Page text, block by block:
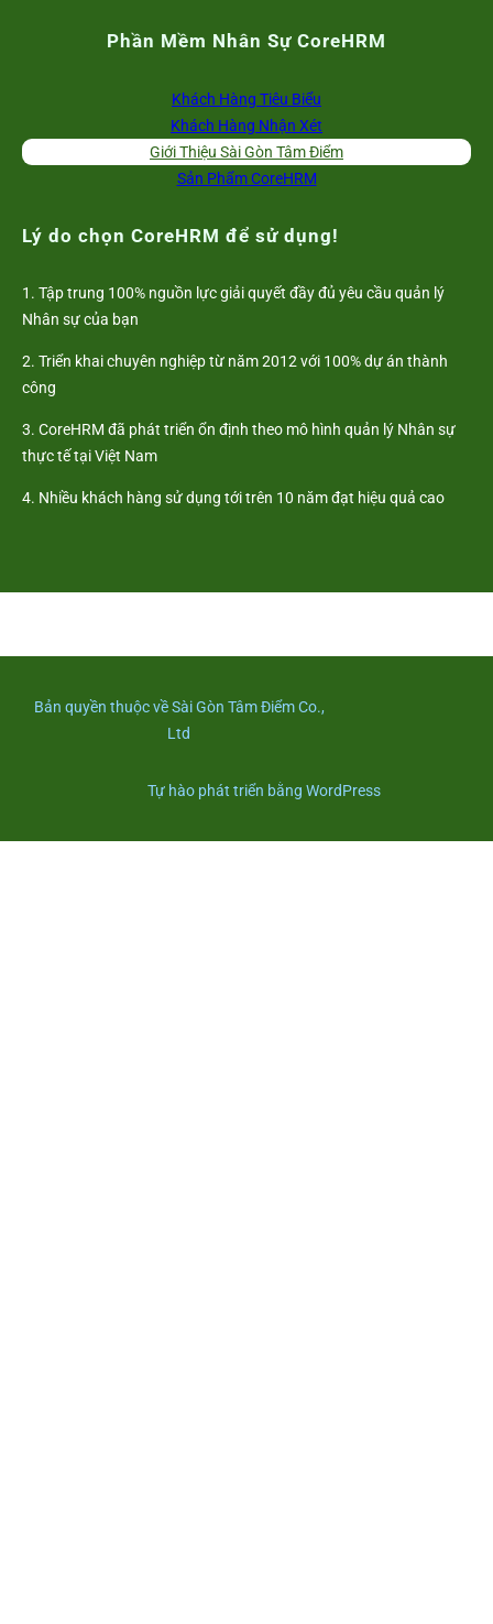
Phần Mềm Nhân Sự CoreHRM
Khách Hàng Tiêu Biểu
Khách Hàng Nhận Xét
Giới Thiệu Sài Gòn Tâm Điểm
Sản Phẩm CoreHRM
Lý do chọn CoreHRM để sử dụng!
1. Tập trung 100% nguồn lực giải quyết đầy đủ yêu cầu quản lý
Nhân sự của bạn
2. Triển khai chuyên nghiệp từ năm 2012 với 100% dự án thành
công
3. CoreHRM đã phát triển ổn định theo mô hình quản lý Nhân sự
thực tế tại Việt Nam
4. Nhiều khách hàng sử dụng tới trên 10 năm đạt hiệu quả cao
Bản quyền thuộc về Sài Gòn Tâm Điểm Co.,
Ltd
Tự hào phát triển bằng WordPress